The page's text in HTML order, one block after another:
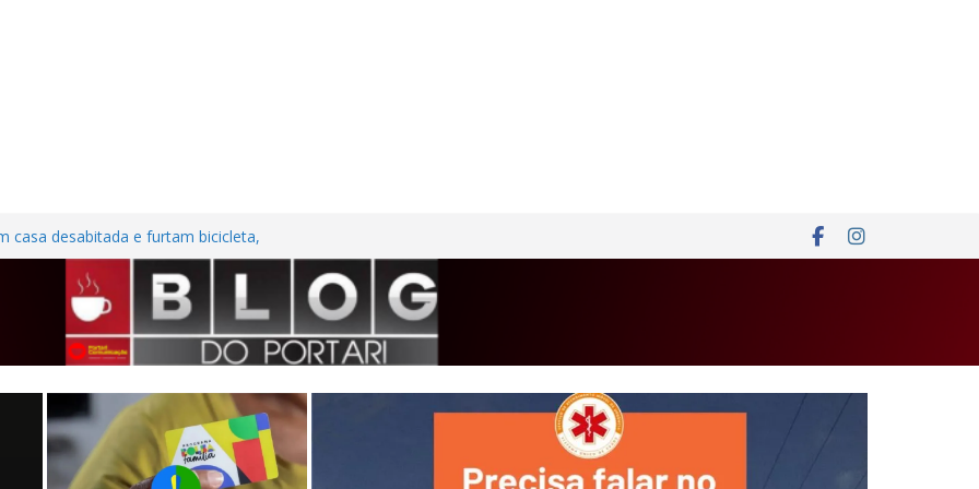
casa desabitada e furtam bicicleta,
no Centro de Frutal
em investimentos, obras de melhoria
em ritmo avançado
contra trabalhadora do estacionamento
Nordestina